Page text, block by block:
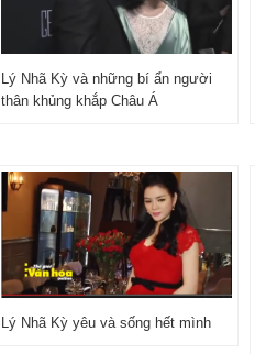
Lý Nhã Kỳ và những bí ẩn người
thân khủng khắp Châu Á
Lý Nhã Kỳ yêu và sống hết mình